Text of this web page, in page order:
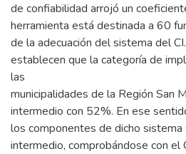
de confiabilidad arrojó un
herramienta está destinada a 60
de la adecuación del sistema del
establecen que la categoría de
las
municipalidades de la Región San
intermedio con 52%. En ese
los componentes de dicho sistema
intermedio, comprobándose con el